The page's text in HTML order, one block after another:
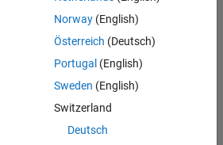
Norway(English)
Österreich (Deutsch)
Portugal (English)
Sweden (English)
Switzerland
Deutsch
Antipiratería
Estado de las aplicaciones
Inc.